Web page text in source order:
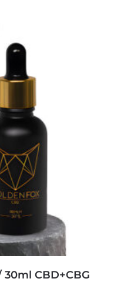
CBD+CBG